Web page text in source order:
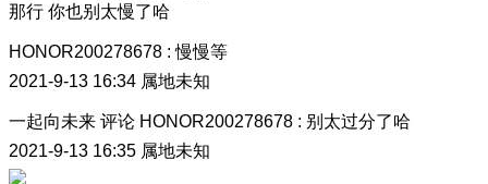
那行 你也别太慢了哈
HONOR200278678 : 慢慢等
2021-9-13 16:34 属地未知
一起向未来 评论 HONOR200278678 : 别太过分了哈
2021-9-13 16:35 属地未知